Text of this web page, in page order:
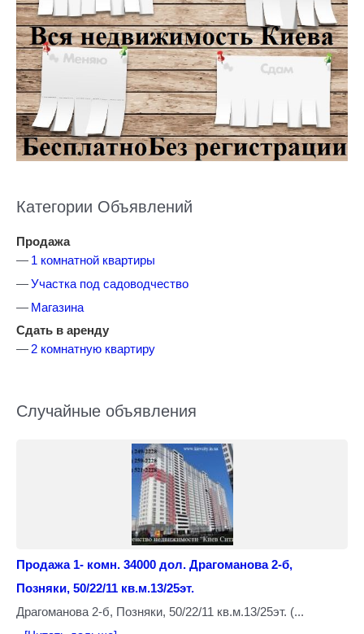
Категории Объявлений
Продажа
1 комнатной квартиры
Участка под садоводчество
Магазина
Сдать в аренду
2 комнатную квартиру
Случайные объявления
Продажа 1- комн. 34000 дол. Драгоманова 2-б,
Позняки, 50/22/11 кв.м.13/25эт.
Драгоманова 2-б, Позняки, 50/22/11 кв.м.13/25эт. (...